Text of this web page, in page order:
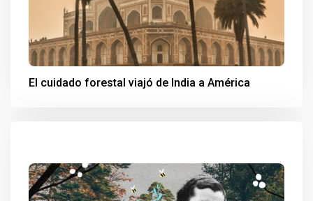
El cuidado forestal viajó de India a América